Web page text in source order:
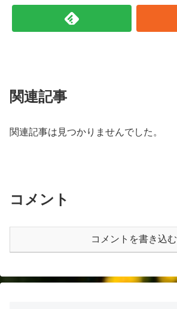
関連記事
関連記事は見つかりませんでした。
コメント
コメントを書き込む